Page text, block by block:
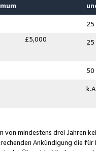
25
£5,000 25
50
von mindestens drei Jahren
Ankündigung die